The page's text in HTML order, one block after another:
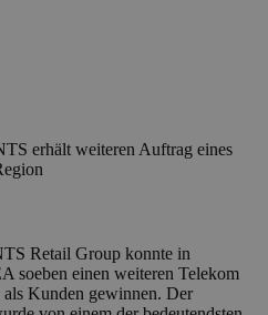
erhält weiteren Auftrag eines
Retail Group konnte in
soeben einen weiteren Telekom
Kunden gewinnen. Der